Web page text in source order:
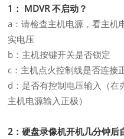
1： MDVR 不启动？
a：请检查主机电源，看主机
实电压
b：主机按键开关是否锁定
c：主机点火控制线是否连接
d：是否有控制电压输入（在
主机电源输入正极）
2：硬盘录像机开机几分钟后